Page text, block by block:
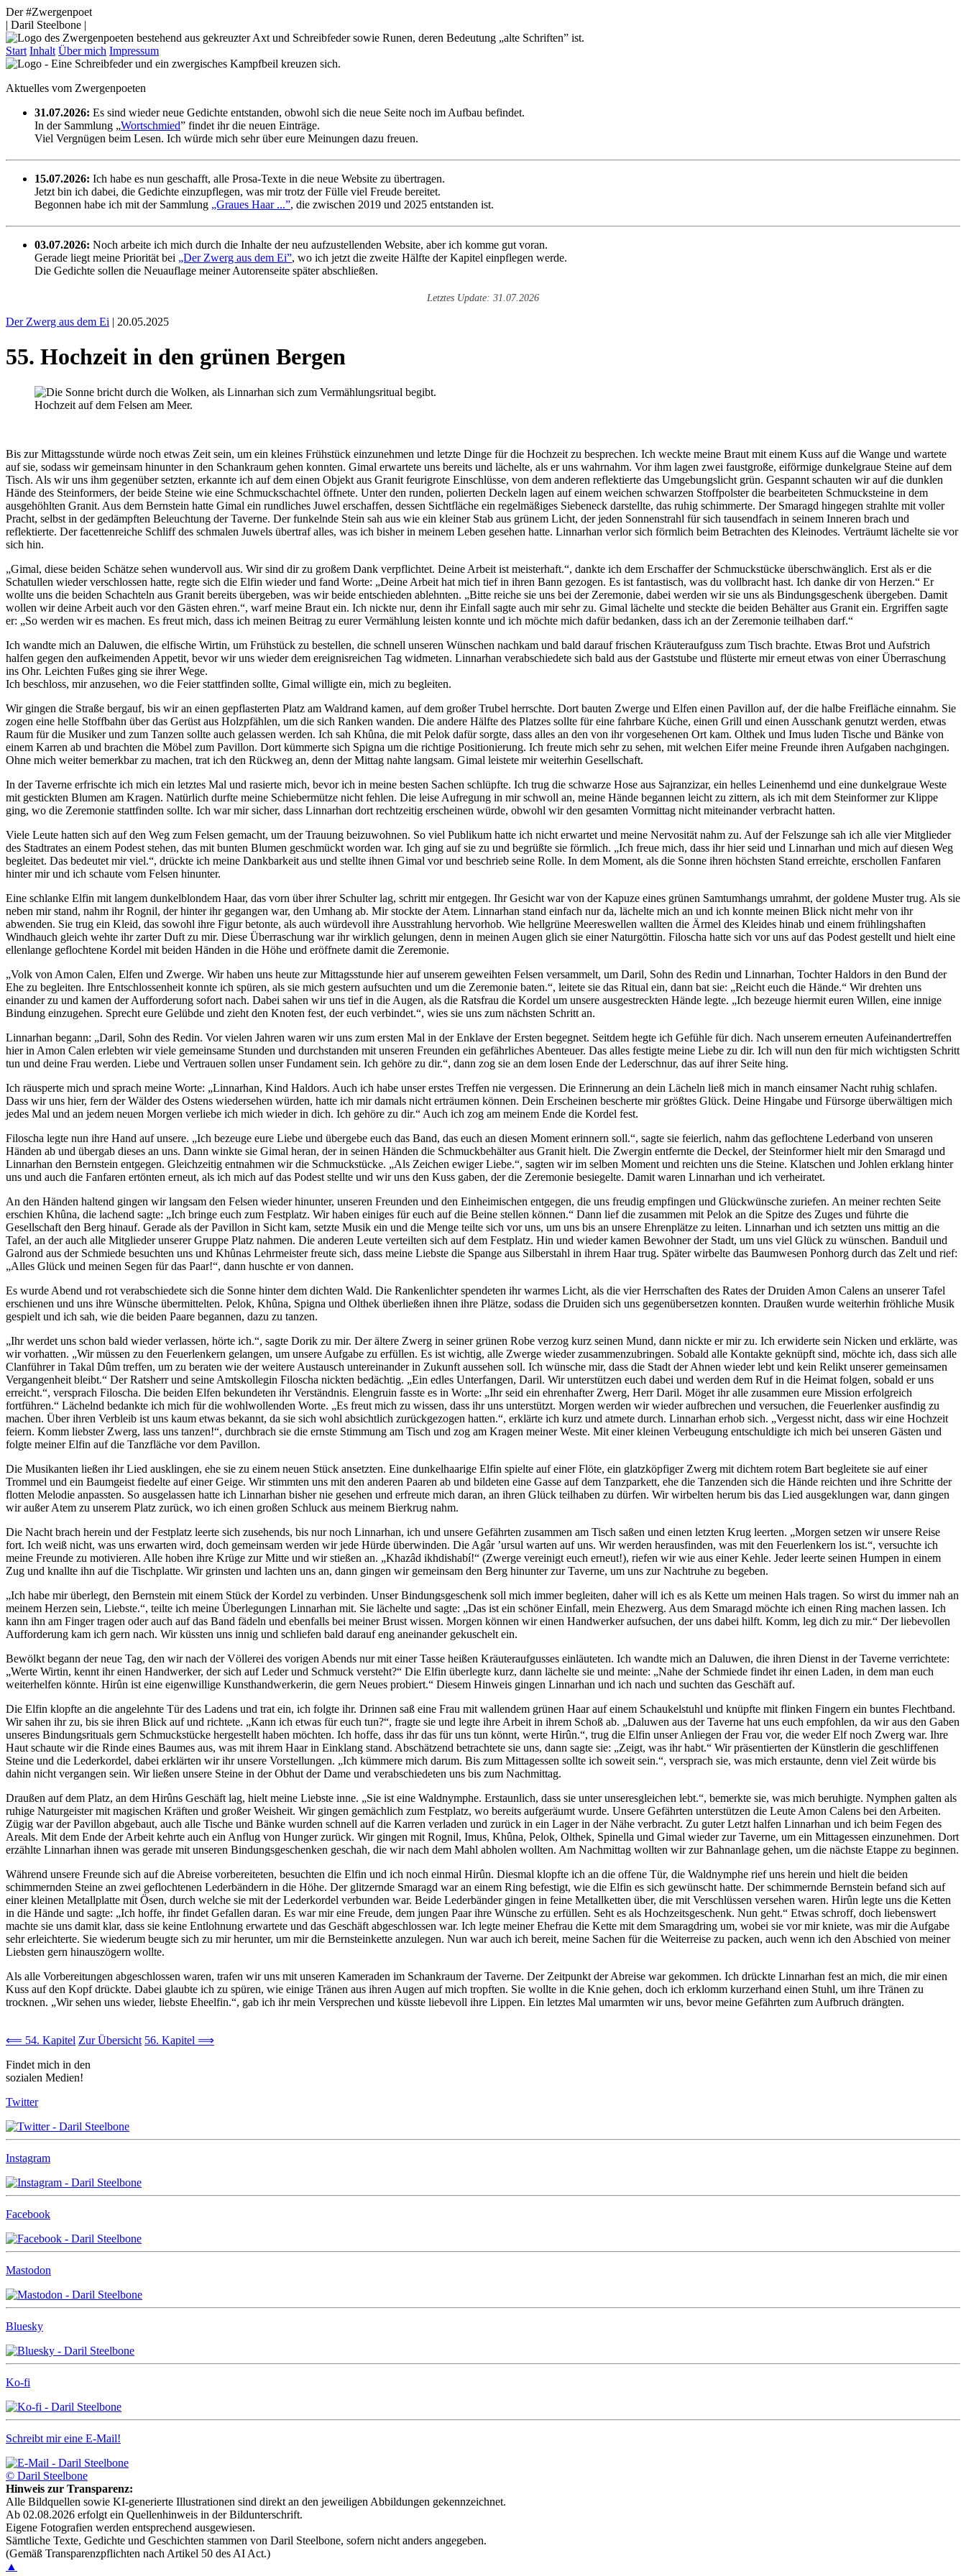
Der #Zwergenpoet
| Daril Steelbone |
Start Inhalt Über mich Impressum
Aktuelles vom Zwergenpoeten
31.07.2026: Es sind wieder neue Gedichte entstanden, obwohl sich die neue Seite noch im Aufbau befindet.
In der Sammlung „Wortschmied” findet ihr die neuen Einträge.
Viel Vergnügen beim Lesen. Ich würde mich sehr über eure Meinungen dazu freuen.
15.07.2026: Ich habe es nun geschafft, alle Prosa-Texte in die neue Website zu übertragen.
Jetzt bin ich dabei, die Gedichte einzupflegen, was mir trotz der Fülle viel Freude bereitet.
Begonnen habe ich mit der Sammlung „Graues Haar ...”, die zwischen 2019 und 2025 entstanden ist.
03.07.2026: Noch arbeite ich mich durch die Inhalte der neu aufzustellenden Website, aber ich komme gut voran.
Gerade liegt meine Priorität bei „Der Zwerg aus dem Ei”, wo ich jetzt die zweite Hälfte der Kapitel einpflegen werde.
Die Gedichte sollen die Neuauflage meiner Autorenseite später abschließen.
Letztes Update: 31.07.2026
Der Zwerg aus dem Ei | 20.05.2025
55. Hochzeit in den grünen Bergen
Hochzeit auf dem Felsen am Meer.
Bis zur Mittagsstunde würde noch etwas Zeit sein, um ein kleines Frühstück einzunehmen und letzte Dinge für die Hochzeit zu besprechen. Ich weckte meine Braut mit einem Kuss auf die Wange und wartete
auf sie, sodass wir gemeinsam hinunter in den Schankraum gehen konnten. Gimal erwartete uns bereits und lächelte, als er uns wahrnahm. Vor ihm lagen zwei faustgroße, eiförmige dunkelgraue Steine auf dem
Tisch. Als wir uns ihm gegenüber setzten, erkannte ich auf dem einen Objekt aus Granit feurigrote Einschlüsse, von dem anderen reflektierte das Umgebungslicht grün. Gespannt schauten wir auf die dunklen
Hände des Steinformers, der beide Steine wie eine Schmuckschachtel öffnete. Unter den runden, polierten Deckeln lagen auf einem weichen schwarzen Stoffpolster die bearbeiteten Schmucksteine in dem
ausgehöhlten Granit. Aus dem Bernstein hatte Gimal ein rundliches Juwel erschaffen, dessen Sichtfläche ein regelmäßiges Siebeneck darstellte, das ruhig schimmerte. Der Smaragd hingegen strahlte mit voller
Pracht, selbst in der gedämpften Beleuchtung der Taverne. Der funkelnde Stein sah aus wie ein kleiner Stab aus grünem Licht, der jeden Sonnenstrahl für sich tausendfach in seinem Inneren brach und
reflektierte. Der facettenreiche Schliff des schmalen Juwels übertraf alles, was ich bisher in meinem Leben gesehen hatte. Linnarhan verlor sich förmlich beim Betrachten des Kleinodes. Verträumt lächelte sie vor
sich hin.
„Gimal, diese beiden Schätze sehen wundervoll aus. Wir sind dir zu großem Dank verpflichtet. Deine Arbeit ist meisterhaft.“, dankte ich dem Erschaffer der Schmuckstücke überschwänglich. Erst als er die
Schatullen wieder verschlossen hatte, regte sich die Elfin wieder und fand Worte: „Deine Arbeit hat mich tief in ihren Bann gezogen. Es ist fantastisch, was du vollbracht hast. Ich danke dir von Herzen.“ Er
wollte uns die beiden Schachteln aus Granit bereits übergeben, was wir beide entschieden ablehnten. „Bitte reiche sie uns bei der Zeremonie, dabei werden wir sie uns als Bindungsgeschenk übergeben. Damit
wollen wir deine Arbeit auch vor den Gästen ehren.“, warf meine Braut ein. Ich nickte nur, denn ihr Einfall sagte auch mir sehr zu. Gimal lächelte und steckte die beiden Behälter aus Granit ein. Ergriffen sagte
er: „So werden wir es machen. Es freut mich, dass ich meinen Beitrag zu eurer Vermählung leisten konnte und ich möchte mich dafür bedanken, dass ich an der Zeremonie teilhaben darf.“
Ich wandte mich an Daluwen, die elfische Wirtin, um Frühstück zu bestellen, die schnell unseren Wünschen nachkam und bald darauf frischen Kräuteraufguss zum Tisch brachte. Etwas Brot und Aufstrich
halfen gegen den aufkeimenden Appetit, bevor wir uns wieder dem ereignisreichen Tag widmeten. Linnarhan verabschiedete sich bald aus der Gaststube und flüsterte mir erneut etwas von einer Überraschung
ins Ohr. Leichten Fußes ging sie ihrer Wege.
Ich beschloss, mir anzusehen, wo die Feier stattfinden sollte, Gimal willigte ein, mich zu begleiten.
Wir gingen die Straße bergauf, bis wir an einen gepflasterten Platz am Waldrand kamen, auf dem großer Trubel herrschte. Dort bauten Zwerge und Elfen einen Pavillon auf, der die halbe Freifläche einnahm. Sie
zogen eine helle Stoffbahn über das Gerüst aus Holzpfählen, um die sich Ranken wanden. Die andere Hälfte des Platzes sollte für eine fahrbare Küche, einen Grill und einen Ausschank genutzt werden, etwas
Raum für die Musiker und zum Tanzen sollte auch gelassen werden. Ich sah Khûna, die mit Pelok dafür sorgte, dass alles an den von ihr vorgesehenen Ort kam. Olthek und Imus luden Tische und Bänke von
einem Karren ab und brachten die Möbel zum Pavillon. Dort kümmerte sich Spigna um die richtige Positionierung. Ich freute mich sehr zu sehen, mit welchen Eifer meine Freunde ihren Aufgaben nachgingen.
Ohne mich weiter bemerkbar zu machen, trat ich den Rückweg an, denn der Mittag nahte langsam. Gimal leistete mir weiterhin Gesellschaft.
In der Taverne erfrischte ich mich ein letztes Mal und rasierte mich, bevor ich in meine besten Sachen schlüpfte. Ich trug die schwarze Hose aus Sajranzizar, ein helles Leinenhemd und eine dunkelgraue Weste
mit gestickten Blumen am Kragen. Natürlich durfte meine Schiebermütze nicht fehlen. Die leise Aufregung in mir schwoll an, meine Hände begannen leicht zu zittern, als ich mit dem Steinformer zur Klippe
ging, wo die Zeremonie stattfinden sollte. Ich war mir sicher, dass Linnarhan dort rechtzeitig erscheinen würde, obwohl wir den gesamten Vormittag nicht miteinander verbracht hatten.
Viele Leute hatten sich auf den Weg zum Felsen gemacht, um der Trauung beizuwohnen. So viel Publikum hatte ich nicht erwartet und meine Nervosität nahm zu. Auf der Felszunge sah ich alle vier Mitglieder
des Stadtrates an einem Podest stehen, das mit bunten Blumen geschmückt worden war. Ich ging auf sie zu und begrüßte sie förmlich. „Ich freue mich, dass ihr hier seid und Linnarhan und mich auf diesen Weg
begleitet. Das bedeutet mir viel.“, drückte ich meine Dankbarkeit aus und stellte ihnen Gimal vor und beschrieb seine Rolle. In dem Moment, als die Sonne ihren höchsten Stand erreichte, erschollen Fanfaren
hinter mir und ich schaute vom Felsen hinunter.
Eine schlanke Elfin mit langem dunkelblondem Haar, das vorn über ihrer Schulter lag, schritt mir entgegen. Ihr Gesicht war von der Kapuze eines grünen Samtumhangs umrahmt, der goldene Muster trug. Als sie
neben mir stand, nahm ihr Rognil, der hinter ihr gegangen war, den Umhang ab. Mir stockte der Atem. Linnarhan stand einfach nur da, lächelte mich an und ich konnte meinen Blick nicht mehr von ihr
abwenden. Sie trug ein Kleid, das sowohl ihre Figur betonte, als auch würdevoll ihre Ausstrahlung hervorhob. Wie hellgrüne Meereswellen wallten die Ärmel des Kleides hinab und einem frühlingshaften
Windhauch gleich wehte ihr zarter Duft zu mir. Diese Überraschung war ihr wirklich gelungen, denn in meinen Augen glich sie einer Naturgöttin. Filoscha hatte sich vor uns auf das Podest gestellt und hielt eine
ellenlange geflochtene Kordel mit beiden Händen in die Höhe und eröffnete damit die Zeremonie.
„Volk von Amon Calen, Elfen und Zwerge. Wir haben uns heute zur Mittagsstunde hier auf unserem geweihten Felsen versammelt, um Daril, Sohn des Redin und Linnarhan, Tochter Haldors in den Bund der
Ehe zu begleiten. Ihre Entschlossenheit konnte ich spüren, als sie mich gestern aufsuchten und um die Zeremonie baten.“, leitete sie das Ritual ein, dann bat sie: „Reicht euch die Hände.“ Wir drehten uns
einander zu und kamen der Aufforderung sofort nach. Dabei sahen wir uns tief in die Augen, als die Ratsfrau die Kordel um unsere ausgestreckten Hände legte. „Ich bezeuge hiermit euren Willen, eine innige
Bindung einzugehen. Sprecht eure Gelübde und zieht den Knoten fest, der euch verbindet.“, wies sie uns zum nächsten Schritt an.
Linnarhan begann: „Daril, Sohn des Redin. Vor vielen Jahren waren wir uns zum ersten Mal in der Enklave der Ersten begegnet. Seitdem hegte ich Gefühle für dich. Nach unserem erneuten Aufeinandertreffen
hier in Amon Calen erlebten wir viele gemeinsame Stunden und durchstanden mit unseren Freunden ein gefährliches Abenteuer. Das alles festigte meine Liebe zu dir. Ich will nun den für mich wichtigsten Schritt
tun und deine Frau werden. Liebe und Vertrauen sollen unser Fundament sein. Ich gehöre zu dir.“, dann zog sie an dem losen Ende der Lederschnur, das auf ihrer Seite hing.
Ich räusperte mich und sprach meine Worte: „Linnarhan, Kind Haldors. Auch ich habe unser erstes Treffen nie vergessen. Die Erinnerung an dein Lächeln ließ mich in manch einsamer Nacht ruhig schlafen.
Dass wir uns hier, fern der Wälder des Ostens wiedersehen würden, hatte ich mir damals nicht erträumen können. Dein Erscheinen bescherte mir größtes Glück. Deine Hingabe und Fürsorge überwältigen mich
jedes Mal und an jedem neuen Morgen verliebe ich mich wieder in dich. Ich gehöre zu dir.“ Auch ich zog am meinem Ende die Kordel fest.
Filoscha legte nun ihre Hand auf unsere. „Ich bezeuge eure Liebe und übergebe euch das Band, das euch an diesen Moment erinnern soll.“, sagte sie feierlich, nahm das geflochtene Lederband von unseren
Händen ab und übergab dieses an uns. Dann winkte sie Gimal heran, der in seinen Händen die Schmuckbehälter aus Granit hielt. Die Zwergin entfernte die Deckel, der Steinformer hielt mir den Smaragd und
Linnarhan den Bernstein entgegen. Gleichzeitig entnahmen wir die Schmuckstücke. „Als Zeichen ewiger Liebe.“, sagten wir im selben Moment und reichten uns die Steine. Klatschen und Johlen erklang hinter
uns und auch die Fanfaren ertönten erneut, als ich mich auf das Podest stellte und wir uns den Kuss gaben, der die Zeremonie besiegelte. Damit waren Linnarhan und ich verheiratet.
An den Händen haltend gingen wir langsam den Felsen wieder hinunter, unseren Freunden und den Einheimischen entgegen, die uns freudig empfingen und Glückwünsche zuriefen. An meiner rechten Seite
erschien Khûna, die lachend sagte: „Ich bringe euch zum Festplatz. Wir haben einiges für euch auf die Beine stellen können.“ Dann lief die zusammen mit Pelok an die Spitze des Zuges und führte die
Gesellschaft den Berg hinauf. Gerade als der Pavillon in Sicht kam, setzte Musik ein und die Menge teilte sich vor uns, um uns bis an unsere Ehrenplätze zu leiten. Linnarhan und ich setzten uns mittig an die
Tafel, an der auch alle Mitglieder unserer Gruppe Platz nahmen. Die anderen Leute verteilten sich auf dem Festplatz. Hin und wieder kamen Bewohner der Stadt, um uns viel Glück zu wünschen. Banduil und
Galrond aus der Schmiede besuchten uns und Khûnas Lehrmeister freute sich, dass meine Liebste die Spange aus Silberstahl in ihrem Haar trug. Später wirbelte das Baumwesen Ponhorg durch das Zelt und rief:
„Alles Glück und meinen Segen für das Paar!“, dann huschte er von dannen.
Es wurde Abend und rot verabschiedete sich die Sonne hinter dem dichten Wald. Die Rankenlichter spendeten ihr warmes Licht, als die vier Herrschaften des Rates der Druiden Amon Calens an unserer Tafel
erschienen und uns ihre Wünsche übermittelten. Pelok, Khûna, Spigna und Olthek überließen ihnen ihre Plätze, sodass die Druiden sich uns gegenübersetzen konnten. Draußen wurde weiterhin fröhliche Musik
gespielt und ich sah, wie die beiden Paare begannen, dazu zu tanzen.
„Ihr werdet uns schon bald wieder verlassen, hörte ich.“, sagte Dorik zu mir. Der ältere Zwerg in seiner grünen Robe verzog kurz seinen Mund, dann nickte er mir zu. Ich erwiderte sein Nicken und erklärte, was
wir vorhatten. „Wir müssen zu den Feuerlenkern gelangen, um unsere Aufgabe zu erfüllen. Es ist wichtig, alle Zwerge wieder zusammenzubringen. Sobald alle Kontakte geknüpft sind, möchte ich, dass sich alle
Clanführer in Takal Dûm treffen, um zu beraten wie der weitere Austausch untereinander in Zukunft aussehen soll. Ich wünsche mir, dass die Stadt der Ahnen wieder lebt und kein Relikt unserer gemeinsamen
Vergangenheit bleibt.“ Der Ratsherr und seine Amtskollegin Filoscha nickten bedächtig. „Ein edles Unterfangen, Daril. Wir unterstützen euch dabei und werden dem Ruf in die Heimat folgen, sobald er uns
erreicht.“, versprach Filoscha. Die beiden Elfen bekundeten ihr Verständnis. Elengruin fasste es in Worte: „Ihr seid ein ehrenhafter Zwerg, Herr Daril. Möget ihr alle zusammen eure Mission erfolgreich
fortführen.“ Lächelnd bedankte ich mich für die wohlwollenden Worte. „Es freut mich zu wissen, dass ihr uns unterstützt. Morgen werden wir wieder aufbrechen und versuchen, die Feuerlenker ausfindig zu
machen. Über ihren Verbleib ist uns kaum etwas bekannt, da sie sich wohl absichtlich zurückgezogen hatten.“, erklärte ich kurz und atmete durch. Linnarhan erhob sich. „Vergesst nicht, dass wir eine Hochzeit
feiern. Komm liebster Zwerg, lass uns tanzen!“, durchbrach sie die ernste Stimmung am Tisch und zog am Kragen meiner Weste. Mit einer kleinen Verbeugung entschuldigte ich mich bei unseren Gästen und
folgte meiner Elfin auf die Tanzfläche vor dem Pavillon.
Die Musikanten ließen ihr Lied ausklingen, ehe sie zu einem neuen Stück ansetzten. Eine dunkelhaarige Elfin spielte auf einer Flöte, ein glatzköpfiger Zwerg mit dichtem rotem Bart begleitete sie auf einer
Trommel und ein Baumgeist fiedelte auf einer Geige. Wir stimmten uns mit den anderen Paaren ab und bildeten eine Gasse auf dem Tanzparkett, ehe die Tanzenden sich die Hände reichten und ihre Schritte der
flotten Melodie anpassten. So ausgelassen hatte ich Linnarhan bisher nie gesehen und erfreute mich daran, an ihren Glück teilhaben zu dürfen. Wir wirbelten herum bis das Lied ausgeklungen war, dann gingen
wir außer Atem zu unserem Platz zurück, wo ich einen großen Schluck aus meinem Bierkrug nahm.
Die Nacht brach herein und der Festplatz leerte sich zusehends, bis nur noch Linnarhan, ich und unsere Gefährten zusammen am Tisch saßen und einen letzten Krug leerten. „Morgen setzen wir unsere Reise
fort. Ich weiß nicht, was uns erwarten wird, doch gemeinsam werden wir jede Hürde überwinden. Die Agâr ’ursul warten auf uns. Wir werden herausfinden, was mit den Feuerlenkern los ist.“, versuchte ich
meine Freunde zu motivieren. Alle hoben ihre Krüge zur Mitte und wir stießen an. „Khazâd ikhdishabí!“ (Zwerge vereinigt euch erneut!), riefen wir wie aus einer Kehle. Jeder leerte seinen Humpen in einem
Zug und knallte ihn auf die Tischplatte. Wir grinsten und lachten uns an, dann gingen wir gemeinsam den Berg hinunter zur Taverne, um uns zur Nachtruhe zu begeben.
„Ich habe mir überlegt, den Bernstein mit einem Stück der Kordel zu verbinden. Unser Bindungsgeschenk soll mich immer begleiten, daher will ich es als Kette um meinen Hals tragen. So wirst du immer nah an
meinem Herzen sein, Liebste.“, teilte ich meine Überlegungen Linnarhan mit. Sie lächelte und sagte: „Das ist ein schöner Einfall, mein Ehezwerg. Aus dem Smaragd möchte ich einen Ring machen lassen. Ich
kann ihn am Finger tragen oder auch auf das Band fädeln und ebenfalls bei meiner Brust wissen. Morgen können wir einen Handwerker aufsuchen, der uns dabei hilft. Komm, leg dich zu mir.“ Der liebevollen
Aufforderung kam ich gern nach. Wir küssten uns innig und schliefen bald darauf eng aneinander gekuschelt ein.
Bewölkt begann der neue Tag, den wir nach der Völlerei des vorigen Abends nur mit einer Tasse heißen Kräuteraufgusses einläuteten. Ich wandte mich an Daluwen, die ihren Dienst in der Taverne verrichtete:
„Werte Wirtin, kennt ihr einen Handwerker, der sich auf Leder und Schmuck versteht?“ Die Elfin überlegte kurz, dann lächelte sie und meinte: „Nahe der Schmiede findet ihr einen Laden, in dem man euch
weiterhelfen könnte. Hirûn ist eine eigenwillige Kunsthandwerkerin, die gern Neues probiert.“ Diesem Hinweis gingen Linnarhan und ich nach und suchten das Geschäft auf.
Die Elfin klopfte an die angelehnte Tür des Ladens und trat ein, ich folgte ihr. Drinnen saß eine Frau mit wallendem grünen Haar auf einem Schaukelstuhl und knüpfte mit flinken Fingern ein buntes Flechtband.
Wir sahen ihr zu, bis sie ihren Blick auf und richtete. „Kann ich etwas für euch tun?“, fragte sie und legte ihre Arbeit in ihrem Schoß ab. „Daluwen aus der Taverne hat uns euch empfohlen, da wir aus den Gaben
unseres Bindungsrituals gern Schmuckstücke hergestellt haben möchten. Ich hoffe, dass ihr das für uns tun könnt, werte Hirûn.“, trug die Elfin unser Anliegen der Frau vor, die weder Elf noch Zwerg war. Ihre
Haut schaute wir die Rinde eines Baumes aus, was mit ihrem Haar in Einklang stand. Abschätzend betrachtete sie uns, dann sagte sie: „Zeigt, was ihr habt.“ Wir präsentierten der Künstlerin die geschliffenen
Steine und die Lederkordel, dabei erklärten wir ihr unsere Vorstellungen. „Ich kümmere mich darum. Bis zum Mittagessen sollte ich soweit sein.“, versprach sie, was mich erstaunte, denn viel Zeit würde bis
dahin nicht vergangen sein. Wir ließen unsere Steine in der Obhut der Dame und verabschiedeten uns bis zum Nachmittag.
Draußen auf dem Platz, an dem Hirûns Geschäft lag, hielt meine Liebste inne. „Sie ist eine Waldnymphe. Erstaunlich, dass sie unter unseresgleichen lebt.“, bemerkte sie, was mich beruhigte. Nymphen galten als
ruhige Naturgeister mit magischen Kräften und großer Weisheit. Wir gingen gemächlich zum Festplatz, wo bereits aufgeräumt wurde. Unsere Gefährten unterstützen die Leute Amon Calens bei den Arbeiten.
Zügig war der Pavillon abgebaut, auch alle Tische und Bänke wurden schnell auf die Karren verladen und zurück in ein Lager in der Nähe verbracht. Zu guter Letzt halfen Linnarhan und ich beim Fegen des
Areals. Mit dem Ende der Arbeit kehrte auch ein Anflug von Hunger zurück. Wir gingen mit Rognil, Imus, Khûna, Pelok, Olthek, Spinella und Gimal wieder zur Taverne, um ein Mittagessen einzunehmen. Dort
erzählte Linnarhan ihnen was gerade mit unseren Bindungsgeschenken geschah, die wir nach dem Mahl abholen wollten. Am Nachmittag wollten wir zur Bahnanlage gehen, um die nächste Etappe zu beginnen.
Während unsere Freunde sich auf die Abreise vorbereiteten, besuchten die Elfin und ich noch einmal Hirûn. Diesmal klopfte ich an die offene Tür, die Waldnymphe rief uns herein und hielt die beiden
schimmernden Steine an zwei geflochtenen Lederbändern in die Höhe. Der glitzernde Smaragd war an einem Ring befestigt, wie die Elfin es sich gewünscht hatte. Der schimmernde Bernstein befand sich auf
einer kleinen Metallplatte mit Ösen, durch welche sie mit der Lederkordel verbunden war. Beide Lederbänder gingen in feine Metallketten über, die mit Verschlüssen versehen waren. Hirûn legte uns die Ketten
in die Hände und sagte: „Ich hoffe, ihr findet Gefallen daran. Es war mir eine Freude, dem jungen Paar ihre Wünsche zu erfüllen. Seht es als Hochzeitsgeschenk. Nun geht.“ Etwas schroff, doch liebenswert
machte sie uns damit klar, dass sie keine Entlohnung erwartete und das Geschäft abgeschlossen war. Ich legte meiner Ehefrau die Kette mit dem Smaragdring um, wobei sie vor mir kniete, was mir die Aufgabe
sehr erleichterte. Sie wiederum beugte sich zu mir herunter, um mir die Bernsteinkette anzulegen. Nun war auch ich bereit, meine Sachen für die Weiterreise zu packen, auch wenn ich den Abschied von meiner
Liebsten gern hinauszögern wollte.
Als alle Vorbereitungen abgeschlossen waren, trafen wir uns mit unseren Kameraden im Schankraum der Taverne. Der Zeitpunkt der Abreise war gekommen. Ich drückte Linnarhan fest an mich, die mir einen
Kuss auf den Kopf drückte. Dabei glaubte ich zu spüren, wie einige Tränen aus ihren Augen auf mich tropften. Sie wollte in die Knie gehen, doch ich erklomm kurzerhand einen Stuhl, um ihre Tränen zu
trocknen. „Wir sehen uns wieder, liebste Eheelfin.“, gab ich ihr mein Versprechen und küsste liebevoll ihre Lippen. Ein letztes Mal umarmten wir uns, bevor meine Gefährten zum Aufbruch drängten.
⟸ 54. Kapitel Zur Übersicht 56. Kapitel ⟹
Findet mich in den
sozialen Medien!
Twitter
Instagram
Facebook
Mastodon
Bluesky
Ko-fi
Schreibt mir eine E-Mail!
© Daril Steelbone
Hinweis zur Transparenz:
Alle Bildquellen sowie KI-generierte Illustrationen sind direkt an den jeweiligen Abbildungen gekennzeichnet.
Ab 02.08.2026 erfolgt ein Quellenhinweis in der Bildunterschrift.
Eigene Fotografien werden entsprechend ausgewiesen.
Sämtliche Texte, Gedichte und Geschichten stammen von Daril Steelbone, sofern nicht anders angegeben.
(Gemäß Transparenzpflichten nach Artikel 50 des AI Act.)
▲